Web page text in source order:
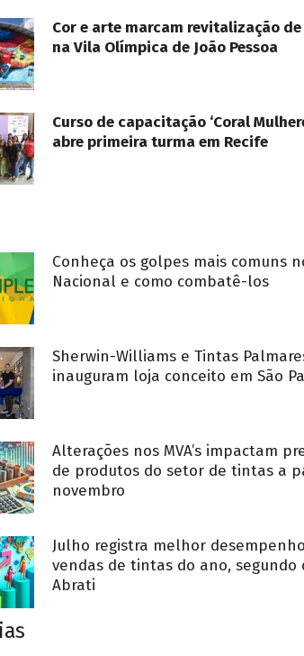
Cor e arte marcam revitalização de
na Vila Olímpica de João Pessoa
Curso de capacitação ‘Coral
abre primeira turma em Recife
Conheça os golpes mais comuns
Nacional e como combatê-los
Sherwin-Williams e Tintas
inauguram loja conceito em São
Alterações nos MVA’s impactam
de produtos do setor de tintas a
novembro
Julho registra melhor
vendas de tintas do ano, segundo
Abrati